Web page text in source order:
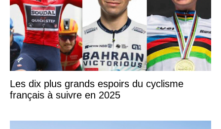
Les dix plus grands espoirs du cyclisme
français à suivre en 2025